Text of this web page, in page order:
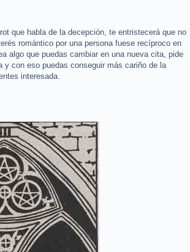
que habla de la decepción, te entristecerá que no
romántico por una persona fuese recíproco en
algo que puedas cambiar en una nueva cita, pide
y con eso puedas conseguir más cariño de la
interesada.